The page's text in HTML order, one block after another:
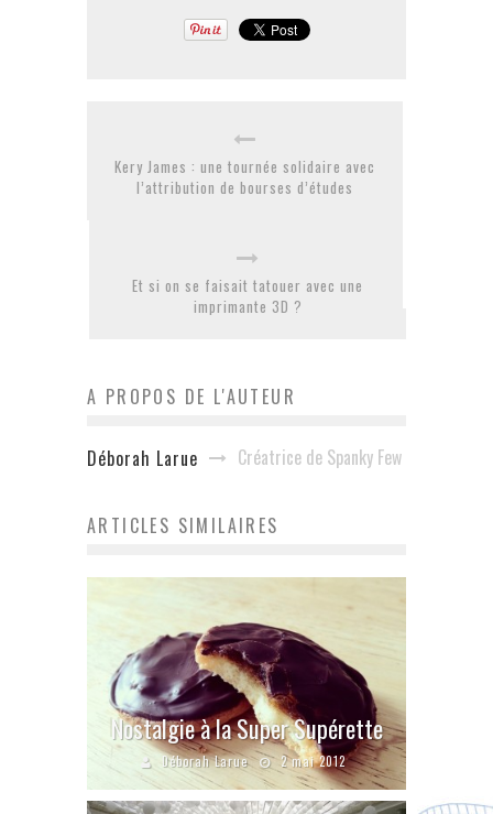
Kery James : une tournée solidaire avec
l’attribution de bourses d’études
Et si on se faisait tatouer avec une
imprimante 3D ?
A PROPOS DE L'AUTEUR
Déborah Larue Créatrice de Spanky Few
ARTICLES SIMILAIRES
Nostalgie à la Super Supérette
Déborah Larue 2 mai 2012